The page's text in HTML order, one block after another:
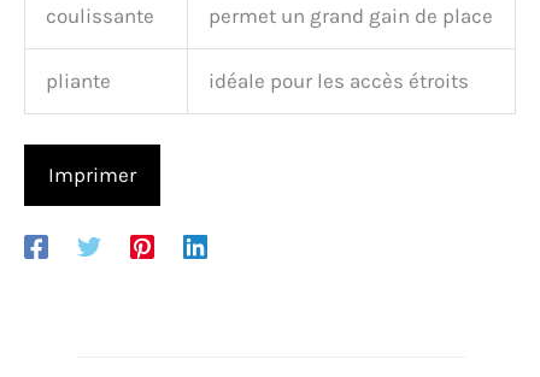
coulissante permet un grand gain de place
pliante idéale pour les accès étroits
Imprimer